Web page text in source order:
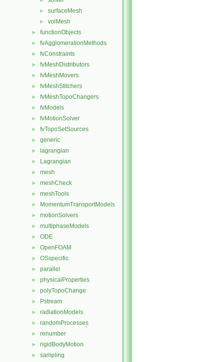
► surfaceMesh
► volMesh
► functionObjects
► fvAgglomerationMethods
► fvConstraints
► fvMeshDistributors
► fvMeshMovers
► fvMeshStitchers
► fvMeshTopoChangers
► fvModels
► fvMotionSolver
► fvTopoSetSources
► generic
► lagrangian
► Lagrangian
► mesh
► meshCheck
► meshTools
► MomentumTransportModels
► motionSolvers
► multiphaseModels
► ODE
► OpenFOAM
► OSspecific
► parallel
► physicalProperties
► polyTopoChange
► Pstream
► radiationModels
► randomProcesses
► renumber
► rigidBodyMotion
► sampling